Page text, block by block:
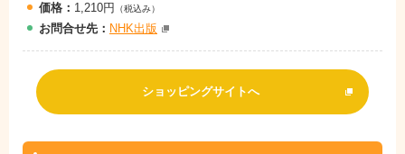
価格： 1,210円 （税込み）
お問合せ先： NHK出版
ショッピングサイトへ